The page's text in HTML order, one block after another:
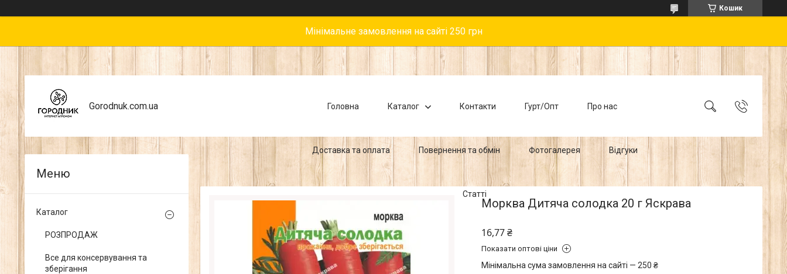
Кошик
Мінімальне замовлення на сайті 250 грн
Gorodnuk.com.ua Головна Каталог Контакти Гурт/Опт Про нас
Доставка та оплата Повернення та обмін Фотогалерея Відгуки
Статті
Морква Дитяча солодка 20 г Яскрава
16,77 ₴
Показати оптові ціни
Мінімальна сума замовлення на сайті — 250 ₴
Каталог
РОЗПРОДАЖ
Все для консервування та
зберігання